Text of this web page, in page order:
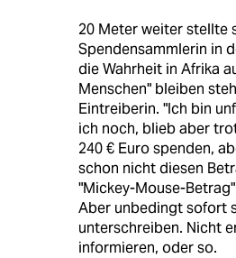
20 Meter weiter stellte
Spendensammlerin in
die Wahrheit in Afrika
Menschen" bleiben
Eintreiberin. "Ich bin
ich noch, blieb aber
240 € Euro spenden,
schon nicht diesen
"Mickey-Mouse-
Aber unbedingt sofort
unterschreiben. Nicht
informieren, oder so.